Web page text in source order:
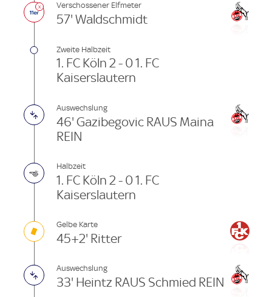
Verschossener Elfmeter
57' Waldschmidt
Zweite Halbzeit
1. FC Köln 2 - 0 1. FC
Kaiserslautern
Auswechslung
46' Gazibegovic RAUS Maina
REIN
Halbzeit
1. FC Köln 2 - 0 1. FC
Kaiserslautern
Gelbe Karte
45+2' Ritter
Auswechslung
33' Heintz RAUS Schmied REIN